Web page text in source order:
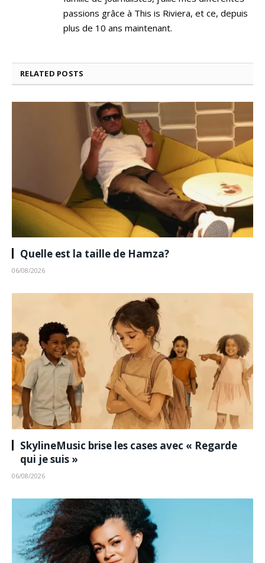
passions grâce à This is Riviera, et ce, depuis
plus de 10 ans maintenant.
RELATED POSTS
Quelle est la taille de Hamza?
06/08/2026
SkylineMusic brise les cases avec « Regarde
qui je suis »
06/08/2026